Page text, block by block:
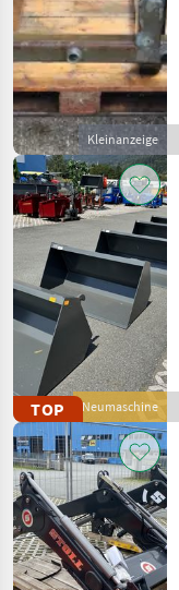
Kleinanzeige
TOP Neumaschine